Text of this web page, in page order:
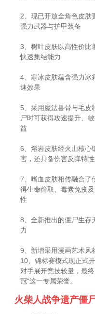
2、现已开放全角色皮肤
强力武器与护甲装备
3、树叶皮肤以高性价比
快速集结能力
4、寒冰皮肤蕴含强力冰
速效果
5、采用魔法兽骨与毛皮
尸时可获得攻速提升、
益
6、熔岩皮肤经火山核心
害，还具备伤害反弹特性
7、嗜血皮肤相传融合了
得生命偷取、毒素免疫
性
8、全新推出的僵尸生存
力
9、新增采用漫画艺术风
10、锦标赛模式现正式
对手展开竞技较量，最
冠"这一专属荣誉。
火柴人战争遗产僵